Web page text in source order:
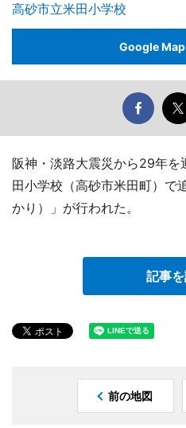
高砂市立米田小学校
Google Map
阪神・淡路大震災から29年を
田小学校（高砂市米田町）で
かり）」が行われた。
記事
前の地図